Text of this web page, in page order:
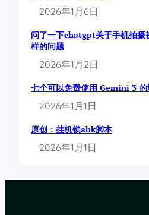
2026年1月6日
问了一下chatgpt关于手机拍摄
样的问题
2026年1月2日
七个可以免费使用 Gemini 3 的
2026年1月1日
原创：挂机锁ahk脚本
2026年1月1日